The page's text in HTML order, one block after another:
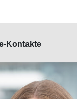
Kontakte